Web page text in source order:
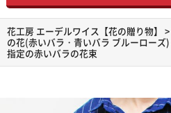
花工房 エーデルワイス【花の贈り物】 >
の花(赤いバラ・青いバラ ブルーローズ)
指定の赤いバラの花束